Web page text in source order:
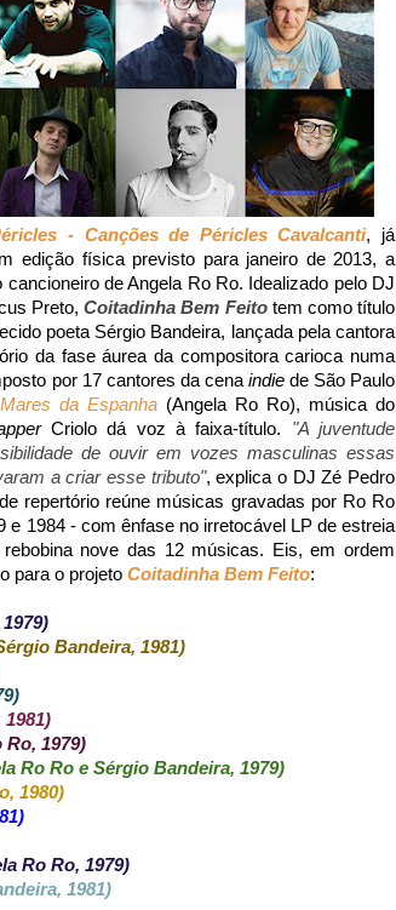
- Canções de Péricles Cavalcanti, já
edição física previsto para janeiro de 2013, a
de Angela Ro Ro. Idealizado pelo DJ
Preto,Coitadinha Bem Feitotem como título
poeta Sérgio Bandeira, lançada pela cantora
da fase áurea da compositora carioca numa
por 17 cantores da cena indiede São Paulo
Mares da Espanha (Angela Ro Ro), música do
Criolo dá voz à faixa-título. "A juventude
de ouvir em vozes masculinas essas
a criar esse tributo", explica o DJ Zé Pedro
repertório reúne músicas gravadas por Ro Ro
1984 - com ênfase no irretocável LP de estreia
nove das 12 músicas. Eis, em ordem
para o projeto Coitadinha Bem Feito:
Bandeira, 1981)
1979)
Ro Ro e Sérgio Bandeira, 1979)
1980)
Ro Ro, 1979)
1981)